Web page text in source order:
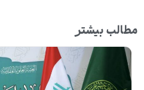
مطالب بیشتر